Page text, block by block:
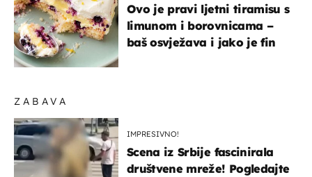
ZABAVA
IMPRESIVNO!
Scena iz Srbije fascinirala
društvene mreže! Pogledajte
Ovo je pravi ljetni tiramisu s
limunom i borovnicama –
baš osvježava i jako je fin